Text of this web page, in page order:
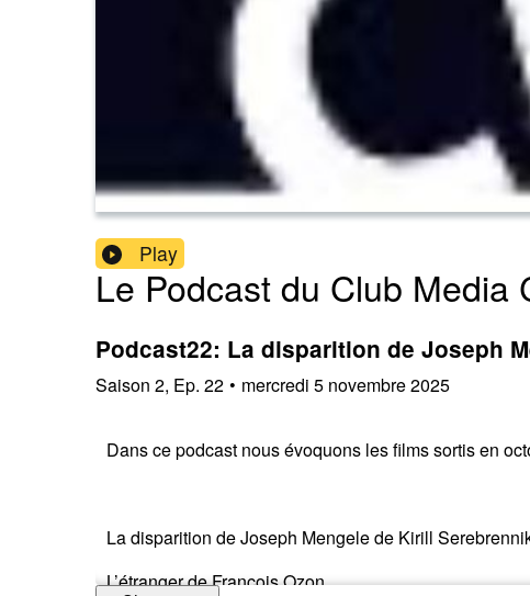
Play
Le Podcast du Club Media
Podcast22: La disparition de Joseph
Saison 2, Ep. 22 • mercredi 5 novembre 2025
Dans ce podcast nous évoquons les films sortis en
La disparition de Joseph Mengele de Kirill
L’étranger de François Ozon